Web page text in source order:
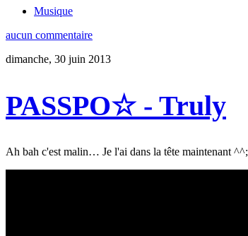
Musique
aucun commentaire
dimanche, 30 juin 2013
PASSPO☆ - Truly
Ah bah c'est malin… Je l'ai dans la tête maintenant ^^;